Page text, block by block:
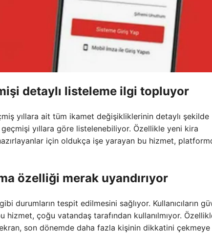
detaylı listeleme ilgi topluyor
yıllara ait tüm ikamet değişikliklerinin detaylı şekilde
yıllara göre listelenebiliyor. Özellikle yeni kira
için oldukça işe yarayan bu hizmet,
özelliği merak uyandırıyor
durumların tespit edilmesini sağlıyor. Kullanıcıların
çoğu vatandaş tarafından kullanılmıyor.
son dönemde daha fazla kişinin dikkatini çekmeye